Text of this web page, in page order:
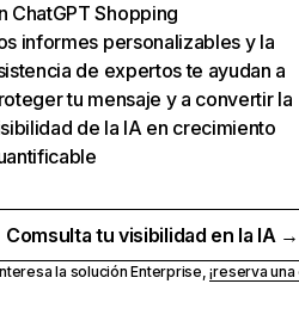
ChatGPT Shopping
informes personalizables y la
de expertos te ayudan a
tu mensaje y a convertir la
de la IA en crecimiento
Comsulta tu visibilidad en la IA →
la solución Enterprise,¡reserva